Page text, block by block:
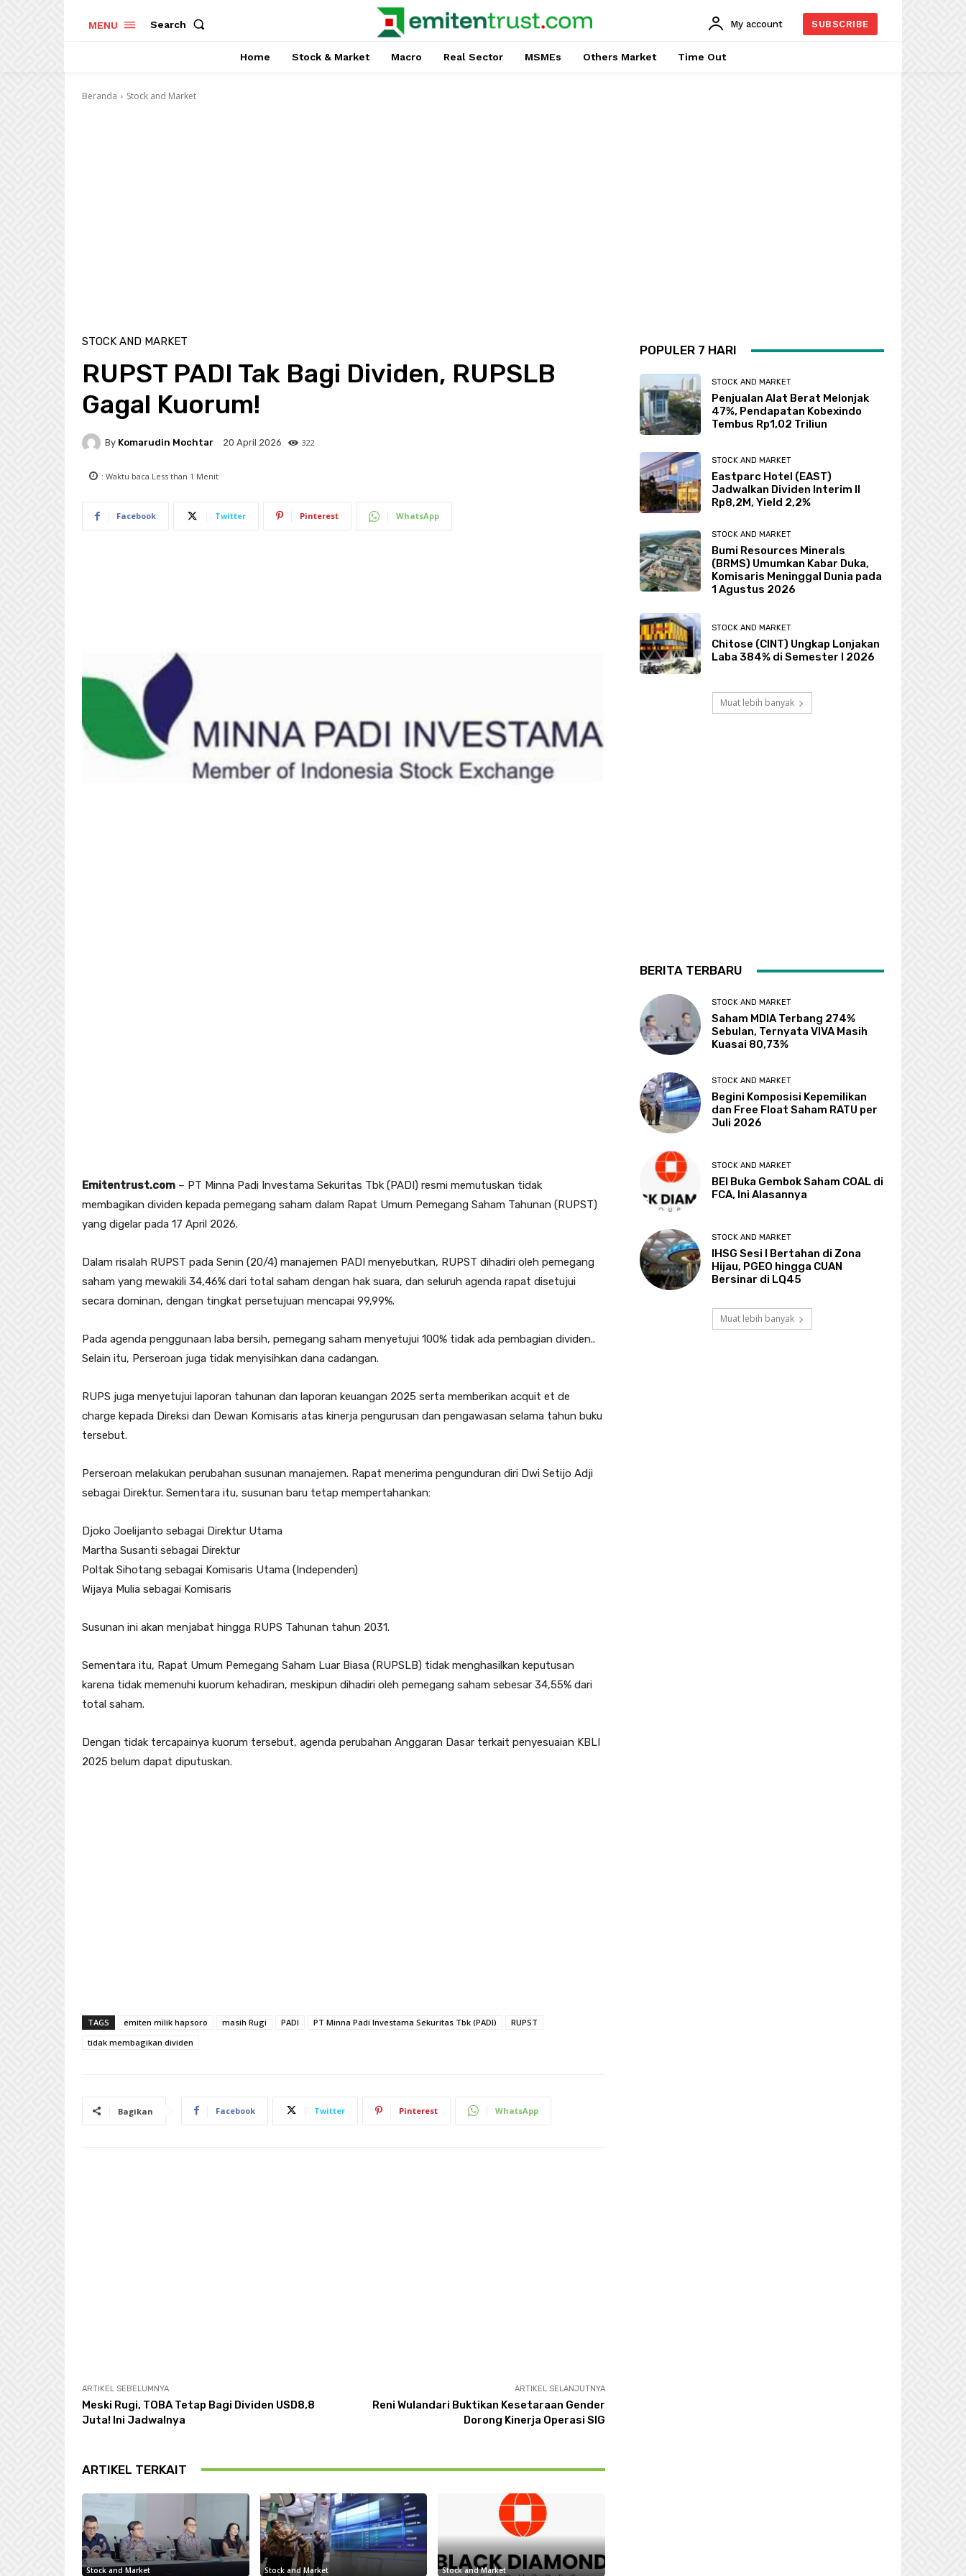
MENU Search My account SUBSCRIBE
Home Stock & Market Macro Real Sector MSMEs Others Market Time Out
Beranda Stock and Market
STOCK AND MARKET
RUPST PADI Tak Bagi Dividen, RUPSLB
Gagal Kuorum!
By Komarudin Mochtar 20 April 2026 322
: Waktu baca Less than 1 Menit
Facebook Twitter Pinterest WhatsApp
Emitentrust.com – PT Minna Padi Investama Sekuritas Tbk (PADI) resmi memutuskan tidak
membagikan dividen kepada pemegang saham dalam Rapat Umum Pemegang Saham Tahunan (RUPST)
yang digelar pada 17 April 2026.
Dalam risalah RUPST pada Senin (20/4) manajemen PADI menyebutkan, RUPST dihadiri oleh pemegang
saham yang mewakili 34,46% dari total saham dengan hak suara, dan seluruh agenda rapat disetujui
secara dominan, dengan tingkat persetujuan mencapai 99,99%.
Pada agenda penggunaan laba bersih, pemegang saham menyetujui 100% tidak ada pembagian dividen..
Selain itu, Perseroan juga tidak menyisihkan dana cadangan.
RUPS juga menyetujui laporan tahunan dan laporan keuangan 2025 serta memberikan acquit et de
charge kepada Direksi dan Dewan Komisaris atas kinerja pengurusan dan pengawasan selama tahun buku
tersebut.
Perseroan melakukan perubahan susunan manajemen. Rapat menerima pengunduran diri Dwi Setijo Adji
sebagai Direktur. Sementara itu, susunan baru tetap mempertahankan:
Djoko Joelijanto sebagai Direktur Utama
Martha Susanti sebagai Direktur
Poltak Sihotang sebagai Komisaris Utama (Independen)
Wijaya Mulia sebagai Komisaris
Susunan ini akan menjabat hingga RUPS Tahunan tahun 2031.
Sementara itu, Rapat Umum Pemegang Saham Luar Biasa (RUPSLB) tidak menghasilkan keputusan
karena tidak memenuhi kuorum kehadiran, meskipun dihadiri oleh pemegang saham sebesar 34,55% dari
total saham.
Dengan tidak tercapainya kuorum tersebut, agenda perubahan Anggaran Dasar terkait penyesuaian KBLI
2025 belum dapat diputuskan.
TAGS emiten milik hapsoro masih Rugi PADI PT Minna Padi Investama Sekuritas Tbk (PADI)
RUPST
tidak membagikan dividen
Bagikan Facebook Twitter Pinterest WhatsApp
ARTIKEL SEBELUMNYA
Meski Rugi, TOBA Tetap Bagi Dividen USD8,8
Juta! Ini Jadwalnya
ARTIKEL SELANJUTNYA
Reni Wulandari Buktikan Kesetaraan Gender
Dorong Kinerja Operasi SIG
ARTIKEL TERKAIT
Stock and Market Stock and Market Stock and Market
POPULER 7 HARI
STOCK AND MARKET
Penjualan Alat Berat Melonjak
47%, Pendapatan Kobexindo
Tembus Rp1,02 Triliun
STOCK AND MARKET
Eastparc Hotel (EAST)
Jadwalkan Dividen Interim II
Rp8,2M, Yield 2,2%
STOCK AND MARKET
Bumi Resources Minerals
(BRMS) Umumkan Kabar Duka,
Komisaris Meninggal Dunia pada
1 Agustus 2026
STOCK AND MARKET
Chitose (CINT) Ungkap Lonjakan
Laba 384% di Semester I 2026
Muat lebih banyak
BERITA TERBARU
STOCK AND MARKET
Saham MDIA Terbang 274%
Sebulan, Ternyata VIVA Masih
Kuasai 80,73%
STOCK AND MARKET
Begini Komposisi Kepemilikan
dan Free Float Saham RATU per
Juli 2026
STOCK AND MARKET
BEI Buka Gembok Saham COAL di
FCA, Ini Alasannya
STOCK AND MARKET
IHSG Sesi I Bertahan di Zona
Hijau, PGEO hingga CUAN
Bersinar di LQ45
Muat lebih banyak